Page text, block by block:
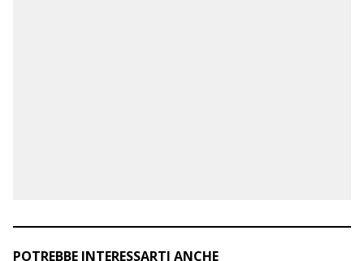
POTREBBE INTERESSARTI ANCHE